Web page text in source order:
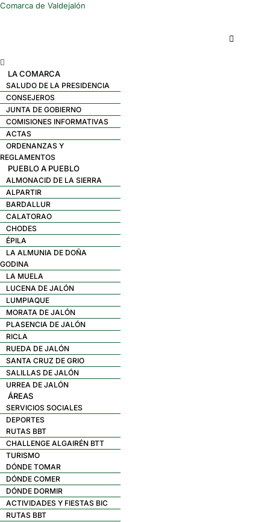
Comarca de Valdejalón
Menú
LA COMARCA
SALUDO DE LA PRESIDENCIA
CONSEJEROS
JUNTA DE GOBIERNO
COMISIONES INFORMATIVAS
ACTAS
ORDENANZAS Y
REGLAMENTOS
PUEBLO A PUEBLO
ALMONACID DE LA SIERRA
ALPARTIR
BARDALLUR
CALATORAO
CHODES
ÉPILA
LA ALMUNIA DE DOÑA
GODINA
LA MUELA
LUCENA DE JALÓN
LUMPIAQUE
MORATA DE JALÓN
PLASENCIA DE JALÓN
RICLA
RUEDA DE JALÓN
SANTA CRUZ DE GRIO
SALILLAS DE JALÓN
URREA DE JALÓN
ÁREAS
SERVICIOS SOCIALES
DEPORTES
RUTAS BBT
CHALLENGE ALGAIRÉN BTT
TURISMO
DÓNDE TOMAR
DÓNDE COMER
DÓNDE DORMIR
ACTIVIDADES Y FIESTAS BIC
RUTAS BBT